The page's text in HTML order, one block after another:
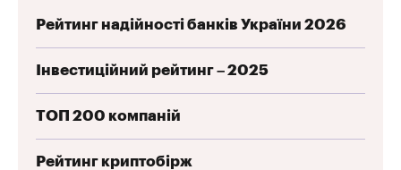
Рейтинг надійності банків України 2026
Інвестиційний рейтинг – 2025
ТОП 200 компаній
Рейтинг криптобірж